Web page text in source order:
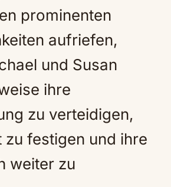
prominenten
aufriefen,
und Susan
ihre
zu verteidigen,
zu festigen und ihre
weiter zu